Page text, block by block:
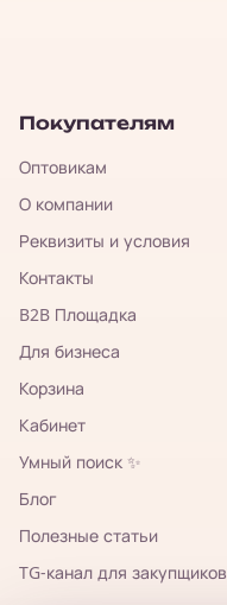
Покупателям
Оптовикам
О компании
Реквизиты и условия
Контакты
B2B Площадка
Для бизнеса
Корзина
Кабинет
Умный поиск ✨
Блог
Полезные статьи
TG-канал для закупщиков